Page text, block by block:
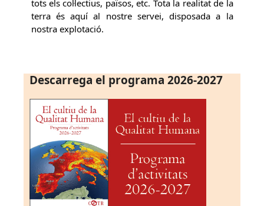
tots els col·lectius, països, etc. Tota la realitat de la
terra és aquí al nostre servei, disposada a la
nostra explotació.
Descarrega el programa 2026-2027